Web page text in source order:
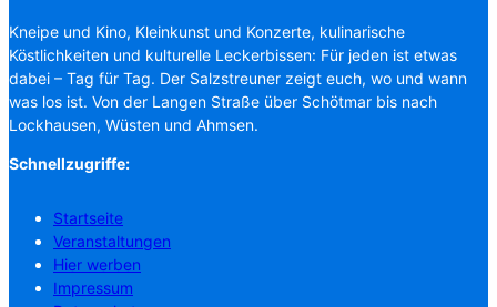
Kneipe und Kino, Kleinkunst und Konzerte, kulinarische
Köstlichkeiten und kulturelle Leckerbissen: Für jeden ist etwas
dabei – Tag für Tag. Der Salzstreuner zeigt euch, wo und wann
was los ist. Von der Langen Straße über Schötmar bis nach
Lockhausen, Wüsten und Ahmsen.
Schnellzugriffe:
Startseite
Veranstaltungen
Hier werben
Impressum